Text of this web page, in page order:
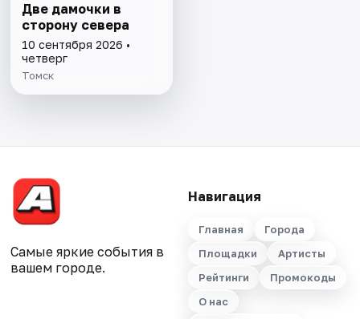
Две дамочки в
сторону севера
10 сентября 2026 •
четверг
Томск
Самые яркие события в
вашем городе.
Навигация
Главная
Города
Площадки
Артисты
Рейтинги
Промокоды
О нас